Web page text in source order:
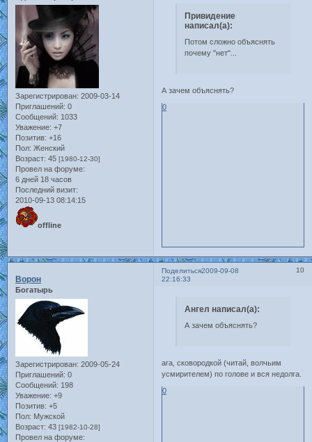
Зарегистрирован: 2009-03-14
Приглашений: 0
Сообщений: 1033
Уважение: +7
Позитив: +16
Пол: Женский
Возраст: 45 [1980-12-30]
Провел на форуме:
6 дней 18 часов
Последний визит:
2010-09-13 08:14:15
offline
Привидение
написал(а):
Потом сложно объяснять
почему "нет"...
А зачем объяснять?
0
Поделиться 10
2009-09-08
22:16:33
Ворон
Богатырь
Зарегистрирован: 2009-05-24
Приглашений: 0
Сообщений: 198
Уважение: +9
Позитив: +5
Пол: Мужской
Возраст: 43 [1982-10-28]
Провел на форуме:
Ангел написал(а):
А зачем объяснять?
ага, сковородкой (читай, волчьим
усмирителем) по голове и вся недолга.
0